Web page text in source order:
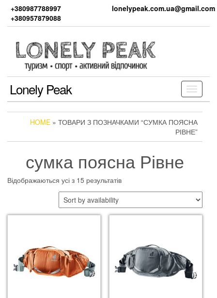
the
+380987788997
+380957879088
lonelypeak.com.ua@gmail.com
Toggle
Lonely Peak
HOME » ТОВАРИ З ПОЗНАЧКАМИ “СУМКА ПОЯСНА
РІВНЕ”
сумка поясна Рівне
Відображаються усі з 15 результатів